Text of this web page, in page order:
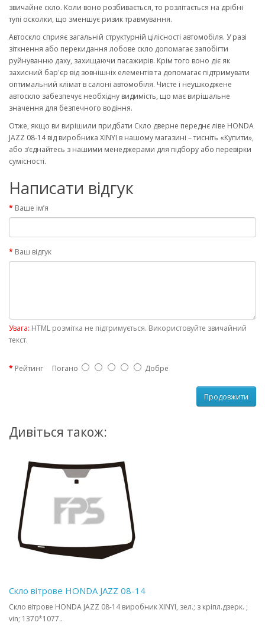
звичайне скло. Коли воно розбивається, то розлітається на дрібні
тупі осколки, що зменшує ризик травмування.
Автоскло сприяє загальній структурній цілісності автомобіля. У разі
зіткнення або перекидання лобове скло допомагає запобігти
руйнуванню даху, захищаючи пасажирів. Крім того воно діє як
захисний бар'єр від зовнішніх елементів та допомагає підтримувати
оптимальний клімат в салоні автомобіля. Чисте і неушкоджене
автоскло забезпечує необхідну видимість, що має вирішальне
значення для безпечного водіння.
Отже, якщо ви вирішили придбати Скло дверне переднє ліве HONDA
JAZZ 08-14 від виробника XINYI в нашому магазині – тисніть «Купити»,
або з’єднайтесь з нашими менеджерами для підбору або перевірки
сумісності.
Написати відгук
Ваше ім’я
Ваш відгук
Увага: HTML розмітка не підтримується. Використовуйте звичайний
текст.
Рейтинг Погано Добре
Продовжити
Дивіться також:
Скло вітрове HONDA JAZZ 08-14
Скло вітрове HONDA JAZZ 08-14 виробник XINYI, зел.; з кріпл.дзерк. ;
vin; 1370*1077..